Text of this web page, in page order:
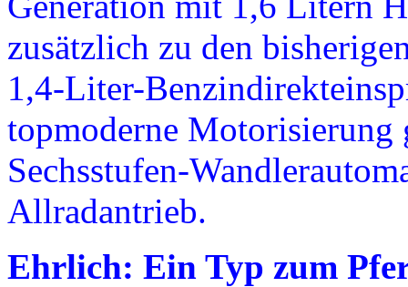
zusätzlich zu den
1,4‑Liter-
topmoderne
Sechsstufen-
Allradantrieb.
Ehrlich: Ein Typ zum